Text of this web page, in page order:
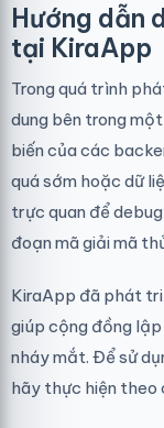
Hướng dẫn
tại KiraApp
Trong quá trình
dung bên trong
biến của các
quá sớm hoặc dữ
trực quan để
đoạn mã giải mã
KiraApp đã phát
giúp cộng đồng
nháy mắt. Để sử
hãy thực hiện theo